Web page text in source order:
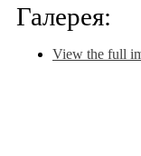
Галерея:
View the full